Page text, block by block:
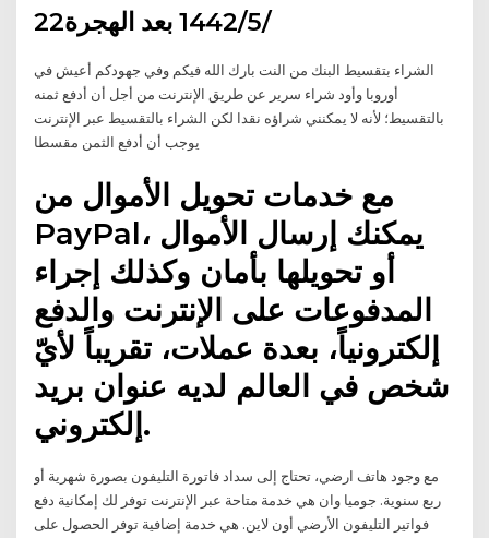
22‏‏/5‏‏/1442 بعد الهجرة
الشراء بتقسيط البنك من النت بارك الله فيكم وفي جهودكم أعيش في
أوروبا وأود شراء سرير عن طريق الإنترنت من أجل أن أدفع ثمنه
بالتقسيط؛ لأنه لا يمكنني شراؤه نقدا لكن الشراء بالتقسيط عبر الإنترنت
يوجب أن أدفع الثمن مقسطا
مع خدمات تحويل الأموال من
PayPal، يمكنك إرسال الأموال
أو تحويلها بأمان وكذلك إجراء
المدفوعات على الإنترنت والدفع
إلكترونياً، بعدة عملات، تقريباً لأيّ
شخص في العالم لديه عنوان بريد
إلكتروني.
مع وجود هاتف ارضي، تحتاج إلى سداد فاتورة التليفون بصورة شهرية أو
ربع سنوية. جوميا وان هي خدمة متاحة عبر الإنترنت توفر لك إمكانية دفع
فواتير التليفون الأرضي أون لاين. هي خدمة إضافية توفر الحصول على